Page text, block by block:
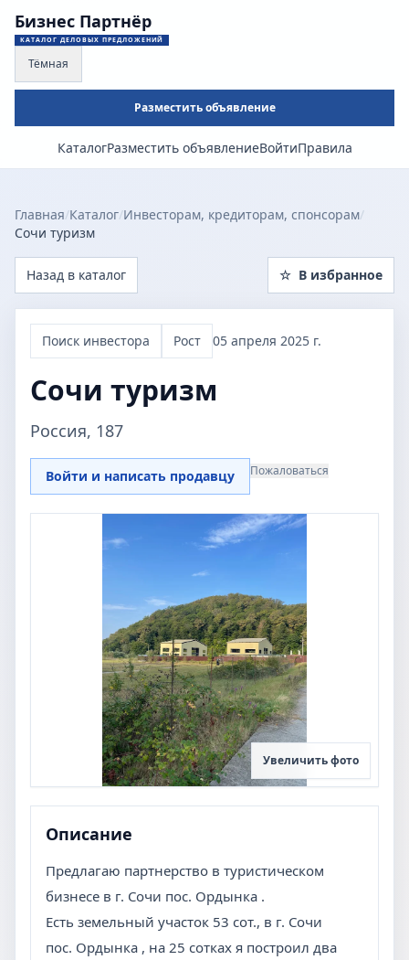
Бизнес Партнёр
КАТАЛОГ ДЕЛОВЫХ ПРЕДЛОЖЕНИЙ
Тёмная
Разместить объявление
КаталогРазместить объявлениеВойтиПравила
Главная/Каталог/Инвесторам, кредиторам, спонсорам/
Сочи туризм
Назад в каталог ☆ В избранное
Поиск инвестора Рост 05 апреля 2025 г.
Сочи туризм
Россия, 187
Войти и написать продавцу Пожаловаться
Увеличить фото
Описание
Предлагаю партнерство в туристическом
бизнесе в г. Сочи пос. Ордынка .
Есть земельный участок 53 сот., в г. Сочи
пос. Ордынка , на 25 сотках я построил два